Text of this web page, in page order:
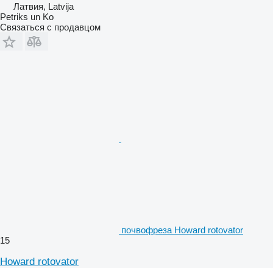
Латвия, Latvija
Petriks un Ko
Связаться с продавцом
почвофреза Howard rotovator
15
Howard rotovator